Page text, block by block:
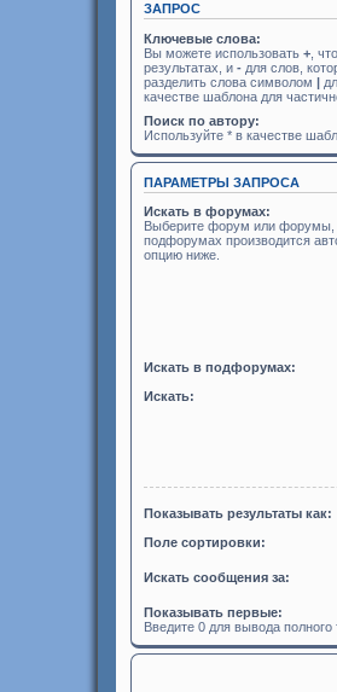
ЗАПРОС
Ключевые слова:
Вы можете использовать + ,
результатах, и - для слов,
разделить слова символом |
качестве шаблона для
Поиск по автору:
Используйте * в качестве
ПАРАМЕТРЫ ЗАПРОСА
Искать в форумах:
Выберите форум или форумы,
подфорумах производится
опцию ниже.
Искать в подфорумах:
Искать:
Показывать результаты как:
Поле сортировки:
Искать сообщения за:
Показывать первые:
Введите 0 для вывода полного